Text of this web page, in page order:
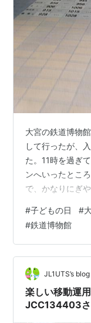
大宮の鉄道博物
して行ったが、
た。11時を過ぎ
ンへいったとこ
で、かなりにぎ
所と駅弁を食べ
の入場者は苦労
しらえを終えて
の車両ステーシ
たちの邪魔をし
間ほど楽しんで
#子どもの日 #
#鉄道博物館
JL1UTS’s blog
楽しい移動運
JCC134403さ